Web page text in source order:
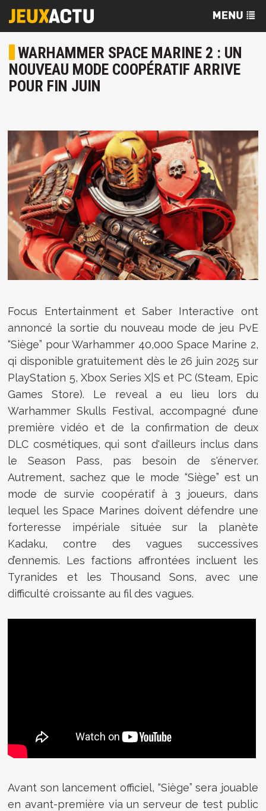
WARHAMMER SPACE MARINE 2 : UN
NOUVEAU MODE COOPÉRATIF ARRIVE
POUR FIN JUIN
Focus Entertainment et Saber Interactive ont
annoncé la sortie du nouveau mode de jeu PvE
“Siège” pour Warhammer 40,000 Space Marine 2,
qi disponible gratuitement dès le 26 juin 2025 sur
PlayStation 5, Xbox Series X|S et PC (Steam, Epic
Games Store). Le reveal a eu lieu lors du
Warhammer Skulls Festival, accompagné d’une
première vidéo et de la confirmation de deux
DLC cosmétiques, qui sont d'ailleurs inclus dans
le Season Pass, pas besoin de s'énerver.
Autrement, sachez que le mode “Siège” est un
mode de survie coopératif à 3 joueurs, dans
lequel les Space Marines doivent défendre une
forteresse impériale située sur la planète
Kadaku, contre des vagues successives
d’ennemis. Les factions affrontées incluent les
Tyranides et les Thousand Sons, avec une
difficulté croissante au fil des vagues.
Avant son lancement officiel, “Siège” sera jouable
en avant-première via un serveur de test public